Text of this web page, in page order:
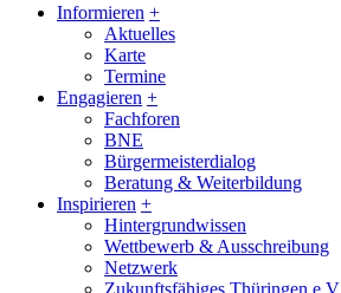
Informieren +
Aktuelles
Karte
Termine
Engagieren +
Fachforen
BNE
Bürgermeisterdialog
Beratung & Weiterbildung
Inspirieren +
Hintergrundwissen
Wettbewerb & Ausschreibung
Netzwerk
Zukunftsfähiges Thüringen e.V.